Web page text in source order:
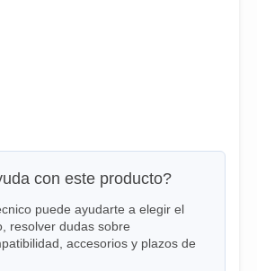
con este producto?
puede ayudarte a elegir el
resolver dudas sobre
accesorios y plazos de